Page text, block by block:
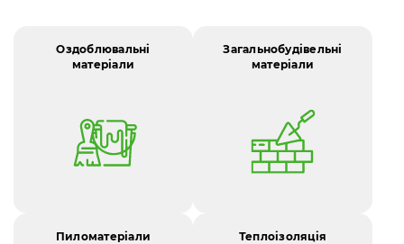
Оздоблювальні
матеріали
Загальнобудівельні
матеріали
Пиломатеріали Теплоізоляція